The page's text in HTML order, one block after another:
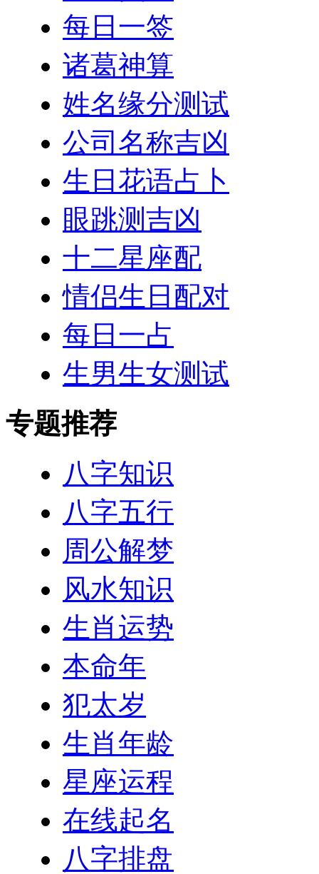
每日一签
诸葛神算
姓名缘分测试
公司名称吉凶
生日花语占卜
眼跳测吉凶
十二星座配
情侣生日配对
每日一占
生男生女测试
专题推荐
八字知识
八字五行
周公解梦
风水知识
生肖运势
本命年
犯太岁
生肖年龄
星座运程
在线起名
八字排盘